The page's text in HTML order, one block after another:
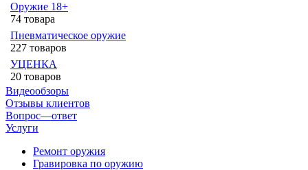
Оружие 18+
74 товара
Пневматическое оружие
227 товаров
УЦЕНКА
20 товаров
Видеообзоры
Отзывы клиентов
Вопрос—ответ
Услуги
Ремонт оружия
Гравировка по оружию